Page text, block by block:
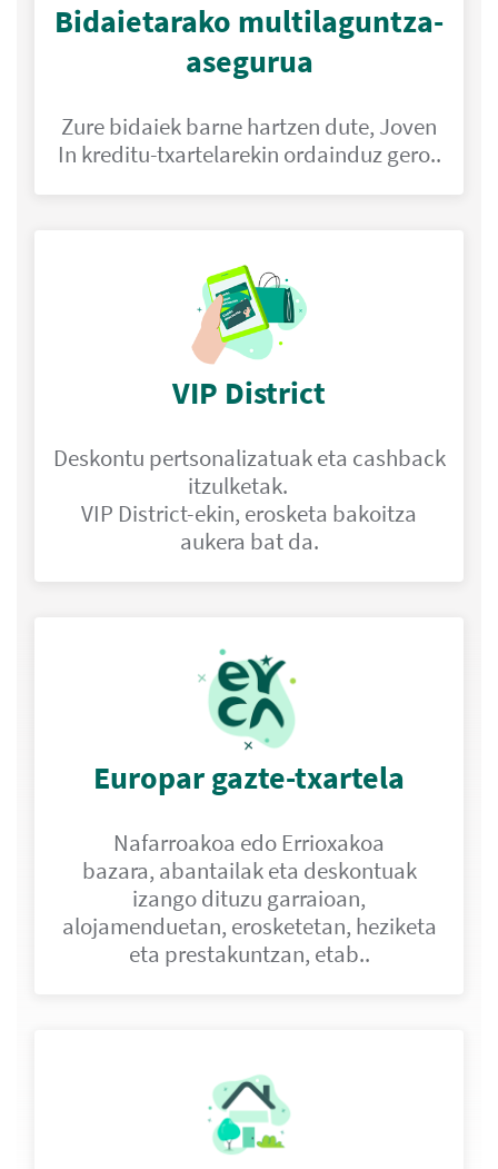
Bidaietarako multilaguntza-
asegurua
Zure bidaiek barne hartzen dute, Joven
In kreditu-txartelarekin ordainduz gero..
VIP District
Deskontu pertsonalizatuak eta cashback
itzulketak.
VIP District-ekin, erosketa bakoitza
aukera bat da.
Europar gazte-txartela
Nafarroakoa edo Errioxakoa
bazara, abantailak eta deskontuak
izango dituzu garraioan,
alojamenduetan, erosketetan, heziketa
eta prestakuntzan, etab..